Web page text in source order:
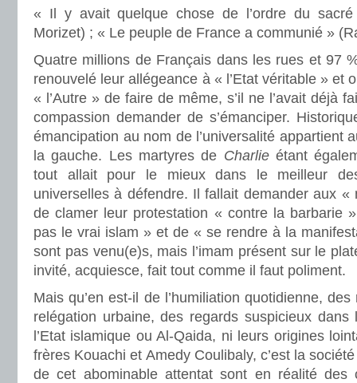
« Il y avait quelque chose de l’ordre du sacré
Morizet) ; « Le peuple de France a communié »
Quatre millions de Français dans les rues et 97
renouvelé leur allégeance à « l’Etat véritable » et
« l’Autre » de faire de même, s’il ne l’avait déjà
compassion demander de s’émanciper.
émancipation au nom de l’universalité appartient
la gauche. Les martyres de Charlieétant
tout allait pour le mieux dans le meilleur
universelles à défendre. Il fallait demander aux «
de clamer leur protestation « contre la barbarie
pas le vrai islam » et de « se rendre à la
sont pas venu(e)s, mais l’imam présent sur le
invité, acquiesce, fait tout comme il faut poliment.
Mais qu’en est-il de l’humiliation quotidienne,
relégation urbaine, des regards suspicieux
l’Etat islamique ou Al-Qaida, ni leurs origines
frères Kouachi et Amedy Coulibaly, c’est la
de cet abominable attentat sont en réalité des